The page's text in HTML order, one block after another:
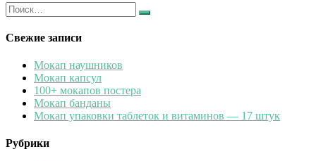
Искать:
Найти
Свежие записи
Мокап наушников
Мокап капсул
100+ мокапов постера
Мокап банданы
Мокап упаковки таблеток и витаминов — 17 штук
Рубрики